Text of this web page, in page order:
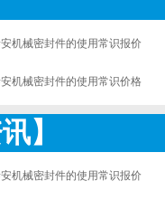
机械密封件的使用常识报价
机械密封件的使用常识价格
】
机械密封件的使用常识报价